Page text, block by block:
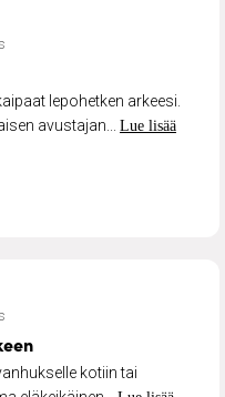
sijaistus
lepohetken arkeesi.
avustajan... Lue lisää
vanhuksen arkeen
kotiin tai